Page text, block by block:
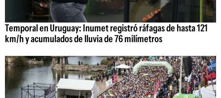
Temporal en Uruguay: Inumet registró ráfagas de hasta 121
km/h y acumulados de lluvia de 76 milímetros